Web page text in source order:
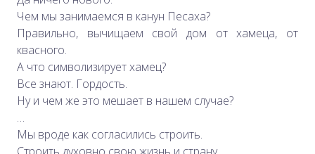
Чем мы занимаемся в канун Песаха?
Правильно, вычищаем свой дом от хамеца, от
квасного.
А что символизирует хамец?
Все знают. Гордость.
Ну и чем же это мешает в нашем случае?
…
Мы вроде как согласились строить.